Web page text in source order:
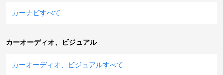
カーナビすべて
カーオーディオ、ビジュアル
カーオーディオ、ビジュアルすべて